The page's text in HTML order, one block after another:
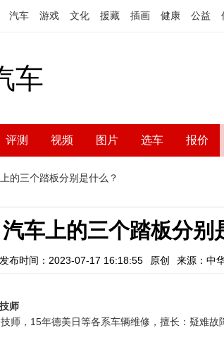
汽车 游戏 文化 援藏 插画 健康 公益
车
评测 视频 图片 选车 报价
的三个踏板分别是什么？
汽车上的三个踏板分别
发布时间：2023-07-17 16:18:55 原创 来源：中
师